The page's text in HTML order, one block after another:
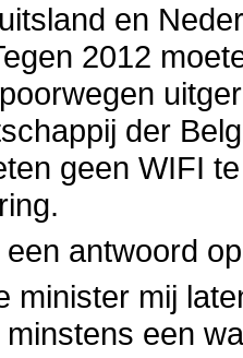
en
2012
der
geen WIFI
antwoord
minister mij
een